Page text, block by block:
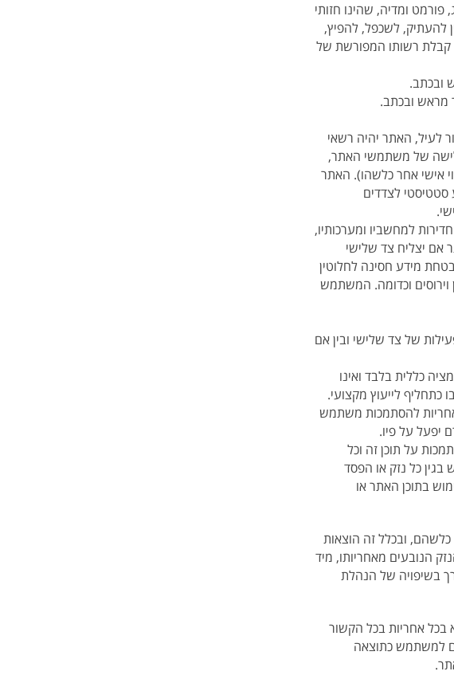
פורמט ומדיה, שהינו חזותי
להעתיק, לשכפל, להפיץ,
קבלת רשותו המפורשת של
ובכתב.
מראש ובכתב.
לעיל, האתר יהיה רשאי
של משתמשי האתר,
אישי אחר כלשהו). האתר
לצדדים
למחשביו ומערכותיו,
אם יצליח צד שלישי
מידע חסינה לחלוטין
וירוסים וכדומה. המשתמש
של צד שלישי ובין אם
כללית בלבד ואינו
לייעוץ מקצועי.
להסתמכות משתמש
יפעל על פיו.
על תוכן זה וכל
כל נזק או הפסד
בתוכן האתר או
ובכלל זה הוצאות
הנובעים מאחריותו, מיד
בשיפויה של הנהלת
בכל אחריות בכל הקשור
למשתמש כתוצאה